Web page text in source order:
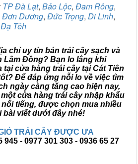
TP Đà Lạt, Bảo Lộc, Đam Rông,
Đơn Dương, Đức Trọng, Di Linh,
Đạ Tẻh
chỉ uy tín bán trái cây sạch và
Lâm Đồng? Bạn lo lắng khi
cửa hàng trái cây tại Cát Tiên
Để đáp ứng nỗi lo về việc tìm
ngày càng tăng cao hiện nay,
cửa hàng trái cây nhập khẩu
tiếng, được chọn mua nhiều
bài viết dưới đây nhé!
TRÁI CÂY ĐƯỢC ƯA
945 - 0977 301 303 - 0936 65 27